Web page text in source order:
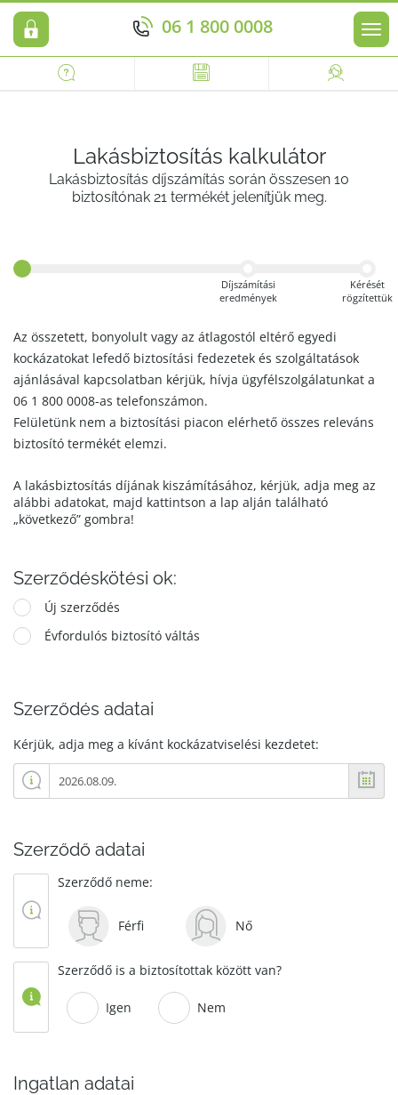
06 1 800 0008
Lakásbiztosítás kalkulátor
Lakásbiztosítás díjszámítás során összesen 10
biztosítónak 21 termékét jelenítjük meg.
Díjszámítási
eredmények
Kérését
rögzítettük
Az összetett, bonyolult vagy az átlagostól eltérő egyedi
kockázatokat lefedő biztosítási fedezetek és szolgáltatások
ajánlásával kapcsolatban kérjük, hívja ügyfélszolgálatunkat a
06 1 800 0008-as telefonszámon.
Felületünk nem a biztosítási piacon elérhető összes releváns
biztosító termékét elemzi.
A lakásbiztosítás díjának kiszámításához, kérjük, adja meg az
alábbi adatokat, majd kattintson a lap alján található
„következő” gombra!
Szerződéskötési ok:
Új szerződés
Évfordulós biztosító váltás
Szerződés adatai
Kérjük, adja meg a kívánt kockázatviselési kezdetet:
Szerződő adatai
Szerződő neme:
Férfi Nő
Szerződő is a biztosítottak között van?
Igen Nem
Ingatlan adatai